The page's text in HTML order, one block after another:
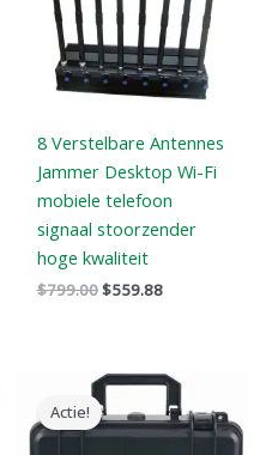
8 Verstelbare Antennes
Jammer Desktop Wi-Fi
mobiele telefoon
signaal stoorzender
hoge kwaliteit
$799.00$559.88
Actie!
Oorspronkelijke
was:
$3,999.00.
is:
$2,480.49.